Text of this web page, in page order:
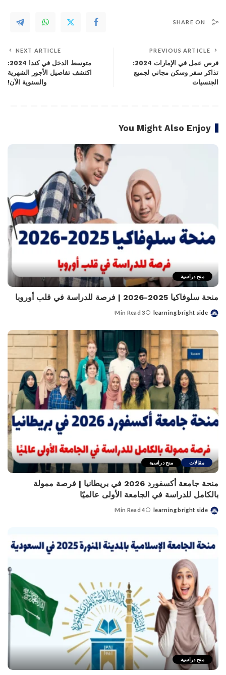
SHARE ON
PREVIOUS ARTICLE
فرص عمل في الإمارات 2024:
تذاكر سفر وسكن مجاني لجميع
الجنسيات
NEXT ARTICLE
متوسط الدخل في كندا 2024:
اكتشف تفاصيل الأجور الشهرية
والسنوية الآن!
You Might Also Enjoy
منح دراسية
منحة سلوفاكيا 2025-2026 | فرصة للدراسة في قلب أوروبا
Posted
learning bright side
3 Min Read
مقالات منح دراسية
منحة جامعة أكسفورد 2026 في بريطانيا | فرصة ممولة
بالكامل للدراسة في الجامعة الأولى عالميًا
Posted
learning bright side
4 Min Read
منح دراسية